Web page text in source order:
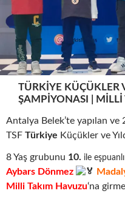
TÜRKIYE KÜÇÜKLER
ŞAMPIYONASI |
Antalya Belek’te yapılan
TSF Türkiye Küçükler ve
8 Yaş grubunu 10. ile
Aybars Dönmez
M
Milli Takım Havuzu‘na